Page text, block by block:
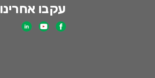
עקבו אחרינו